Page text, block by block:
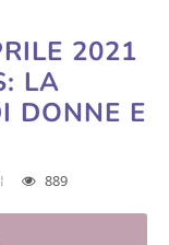
2021
LA
DONNE E
889